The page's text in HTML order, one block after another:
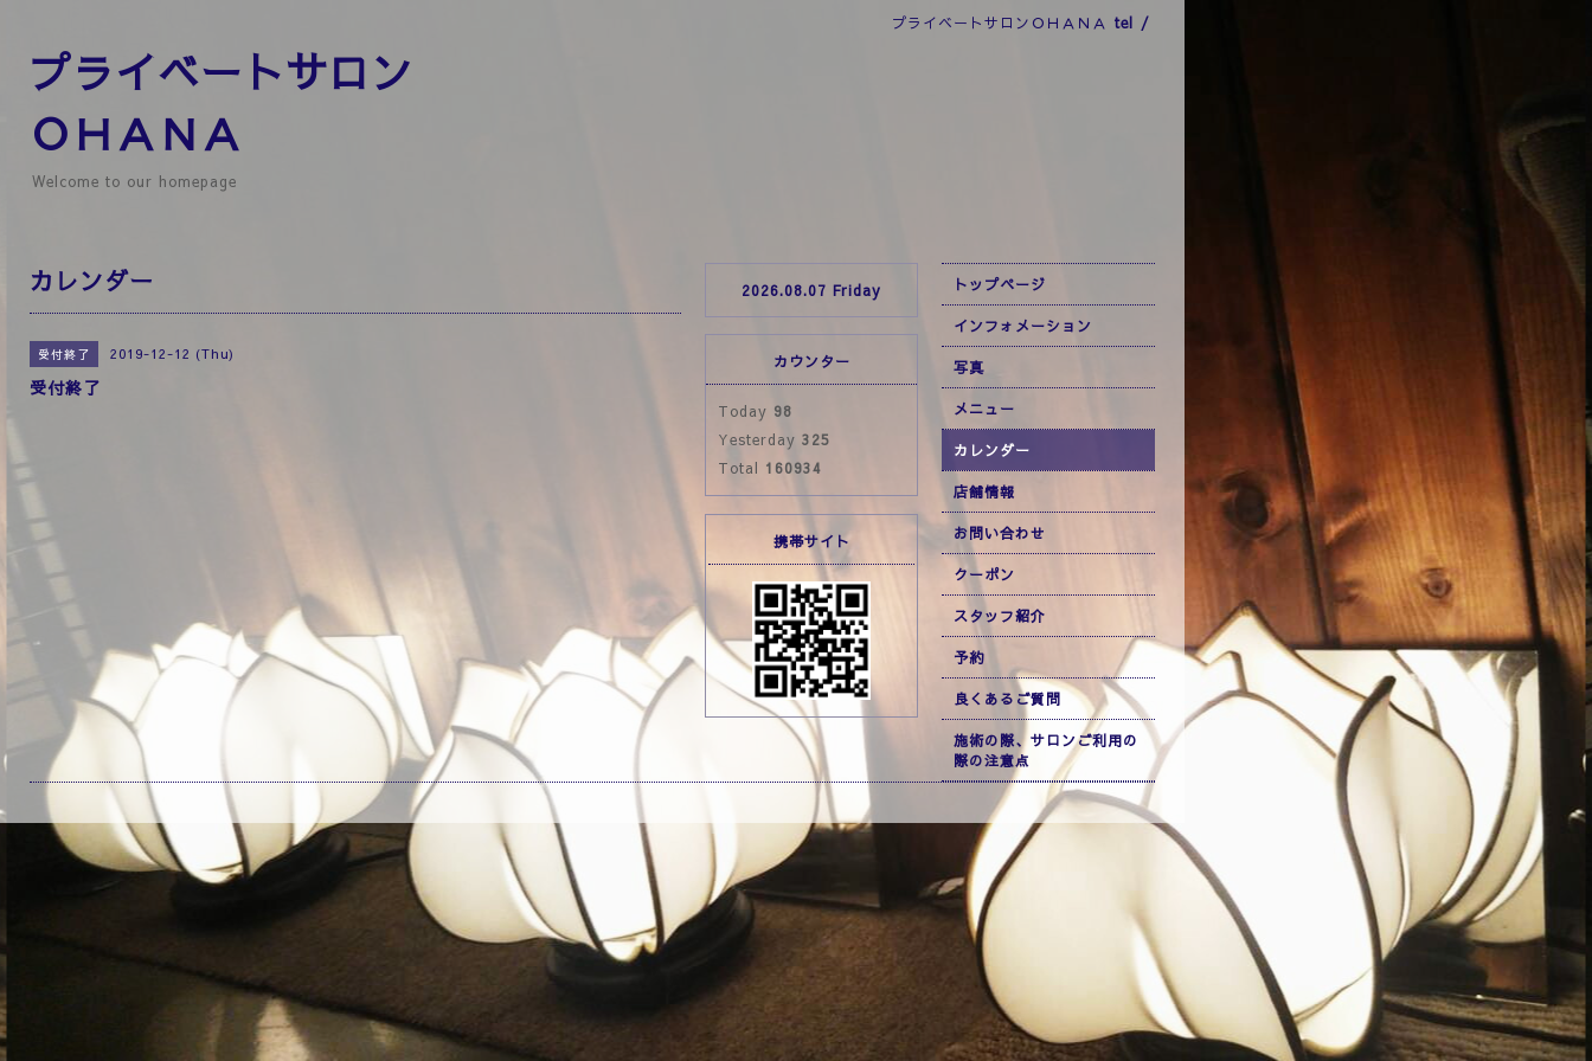
プライベートサロンＯＨＡＮＡ tel /
プライベートサロン
ＯＨＡＮＡ
Welcome to our homepage
カレンダー
受付終了 2019-12-12 (Thu)
受付終了
トップページ
インフォメーション
写真
メニュー
カレンダー
店舗情報
お問い合わせ
クーポン
スタッフ紹介
予約
良くあるご質問
施術の際、サロンご利用の
際の注意点
2026.08.07 Friday
カウンター
Today 98
Yesterday 325
Total 160934
携帯サイト